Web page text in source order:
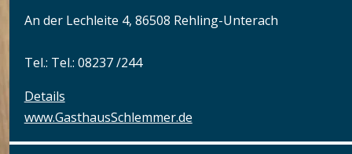
An der Lechleite 4, 86508 Rehling-Unterach
Tel.: Tel.: 08237 /244
Details
www.GasthausSchlemmer.de